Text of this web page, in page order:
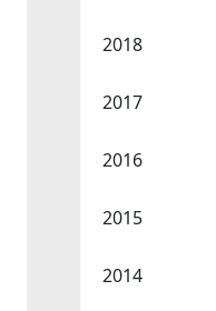
2018
2017
2016
2015
2014